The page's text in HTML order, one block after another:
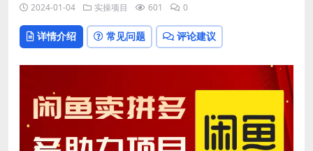
2024-01-04 实操项目 601 0
详情介绍 常见问题 评论建议